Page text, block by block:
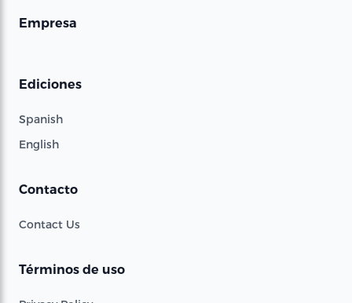
Empresa
Ediciones
Spanish
English
Contacto
Contact Us
Términos de uso